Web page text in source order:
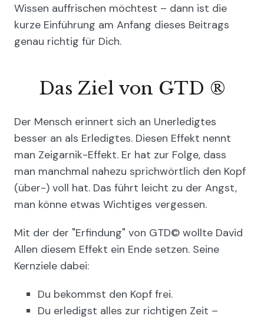
Wissen auffrischen möchtest – dann ist die
kurze Einführung am Anfang dieses Beitrags
genau richtig für Dich.
Das Ziel von GTD ®
Der Mensch erinnert sich an Unerledigtes
besser an als Erledigtes. Diesen Effekt nennt
man Zeigarnik-Effekt. Er hat zur Folge, dass
man manchmal nahezu sprichwörtlich den Kopf
(über-) voll hat. Das führt leicht zu der Angst,
man könne etwas Wichtiges vergessen.
Mit der der "Erfindung" von GTD© wollte David
Allen diesem Effekt ein Ende setzen. Seine
Kernziele dabei:
Du bekommst den Kopf frei.
Du erledigst alles zur richtigen Zeit –